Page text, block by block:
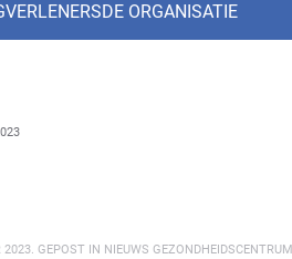
DE ORGANISATIE
2023. GEPOST IN NIEUWS GEZONDHEIDSCENTRUM